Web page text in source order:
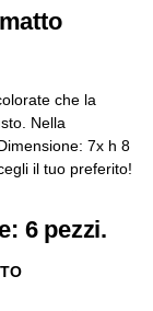
che la
Nella
7x h 8
il tuo preferito!
6 pezzi.